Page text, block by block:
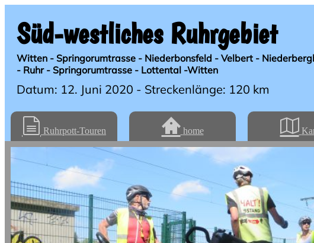
Süd-westliches Ruhrgebiet
Witten - Springorumtrasse - Niederbonsfeld - Velbert -
- Ruhr - Springorumtrasse - Lottental -Witten
Datum: 12. Juni 2020 - Streckenlänge: 120 km
Ruhrpott-Touren home